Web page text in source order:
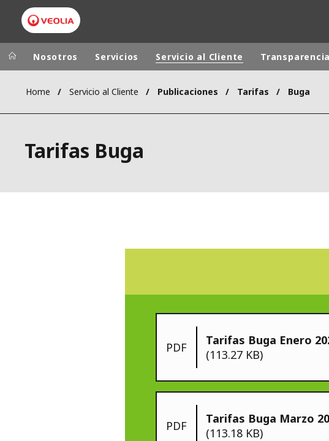
contenido
Grupo Veolia
VEOLIA.COM
CAMPUS
INSTITUTO
Presencia mundial
Nosotros Servicios Servicio al Cliente Transparencia
Home Servicio al Cliente Publicaciones Tarifas Buga
Tarifas Buga
PDF
Tarifas Buga Enero
(113.27 KB)
PDF
Tarifas Buga Marzo
(113.18 KB)